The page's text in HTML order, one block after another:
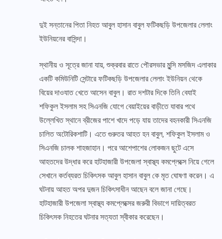
দুই সন্তানের পিতা নিহত আবুল হাসান বাবুল ফটিকছড়ি উপজেলার লেলাং
ইউনিয়নের বাসিন্দা।
স্থানীয় ও সূত্রে জানা যায়, শুক্রবার রাতে পৌরসভার মুন্সি মসজিদ এলাকার
একটি কমিউনিটি সেন্টারে ফটিকছড়ি উপজেলার লেলাং ইউনিয়ন থেকে
বিয়ের দাওযাত খেতে আসেন বাবুল। রাত দশটার দিকে তিনি বেযাই
শফিকুল ইসলাম সহ সিএনজি যোগে বেয়াইয়ের বাড়ীতে যাবার পথে
উল্লেখিত স্থানে ব্রীজের পাশে খাদে পড়ে যায় তাদের বহনকারী সিএনজি
চালিত অটোরিকশাটি। এতে গুরুতর আহত হন বাবুল, শফিকুল ইসলাম ও
সিএনজি চালক শাহজাহান। পরে আশেপাশের লোকজন ছুটে এসে
আহতদের উদ্ধার করে হাটহাজারী উপজেলা স্বাস্থ্য কমপ্লেক্সে নিয়ে গেলে
সেখানে কর্তব্যরত চিকিৎসক আবুল হাসান বাবুল কে মৃত ঘোষণা করেন। এ
ঘটনায় আহত অপর দুজন চিকিৎসাধীন আছেন বলে জানা গেছে।
হাটহাজারী উপজেলা স্বাস্থ্য কমপ্লেক্সের জরুরী বিভাগে দায়িত্বরত
চিকিৎসক নিহতের ঘটনার সত্যতা স্বীকার করেছেন।